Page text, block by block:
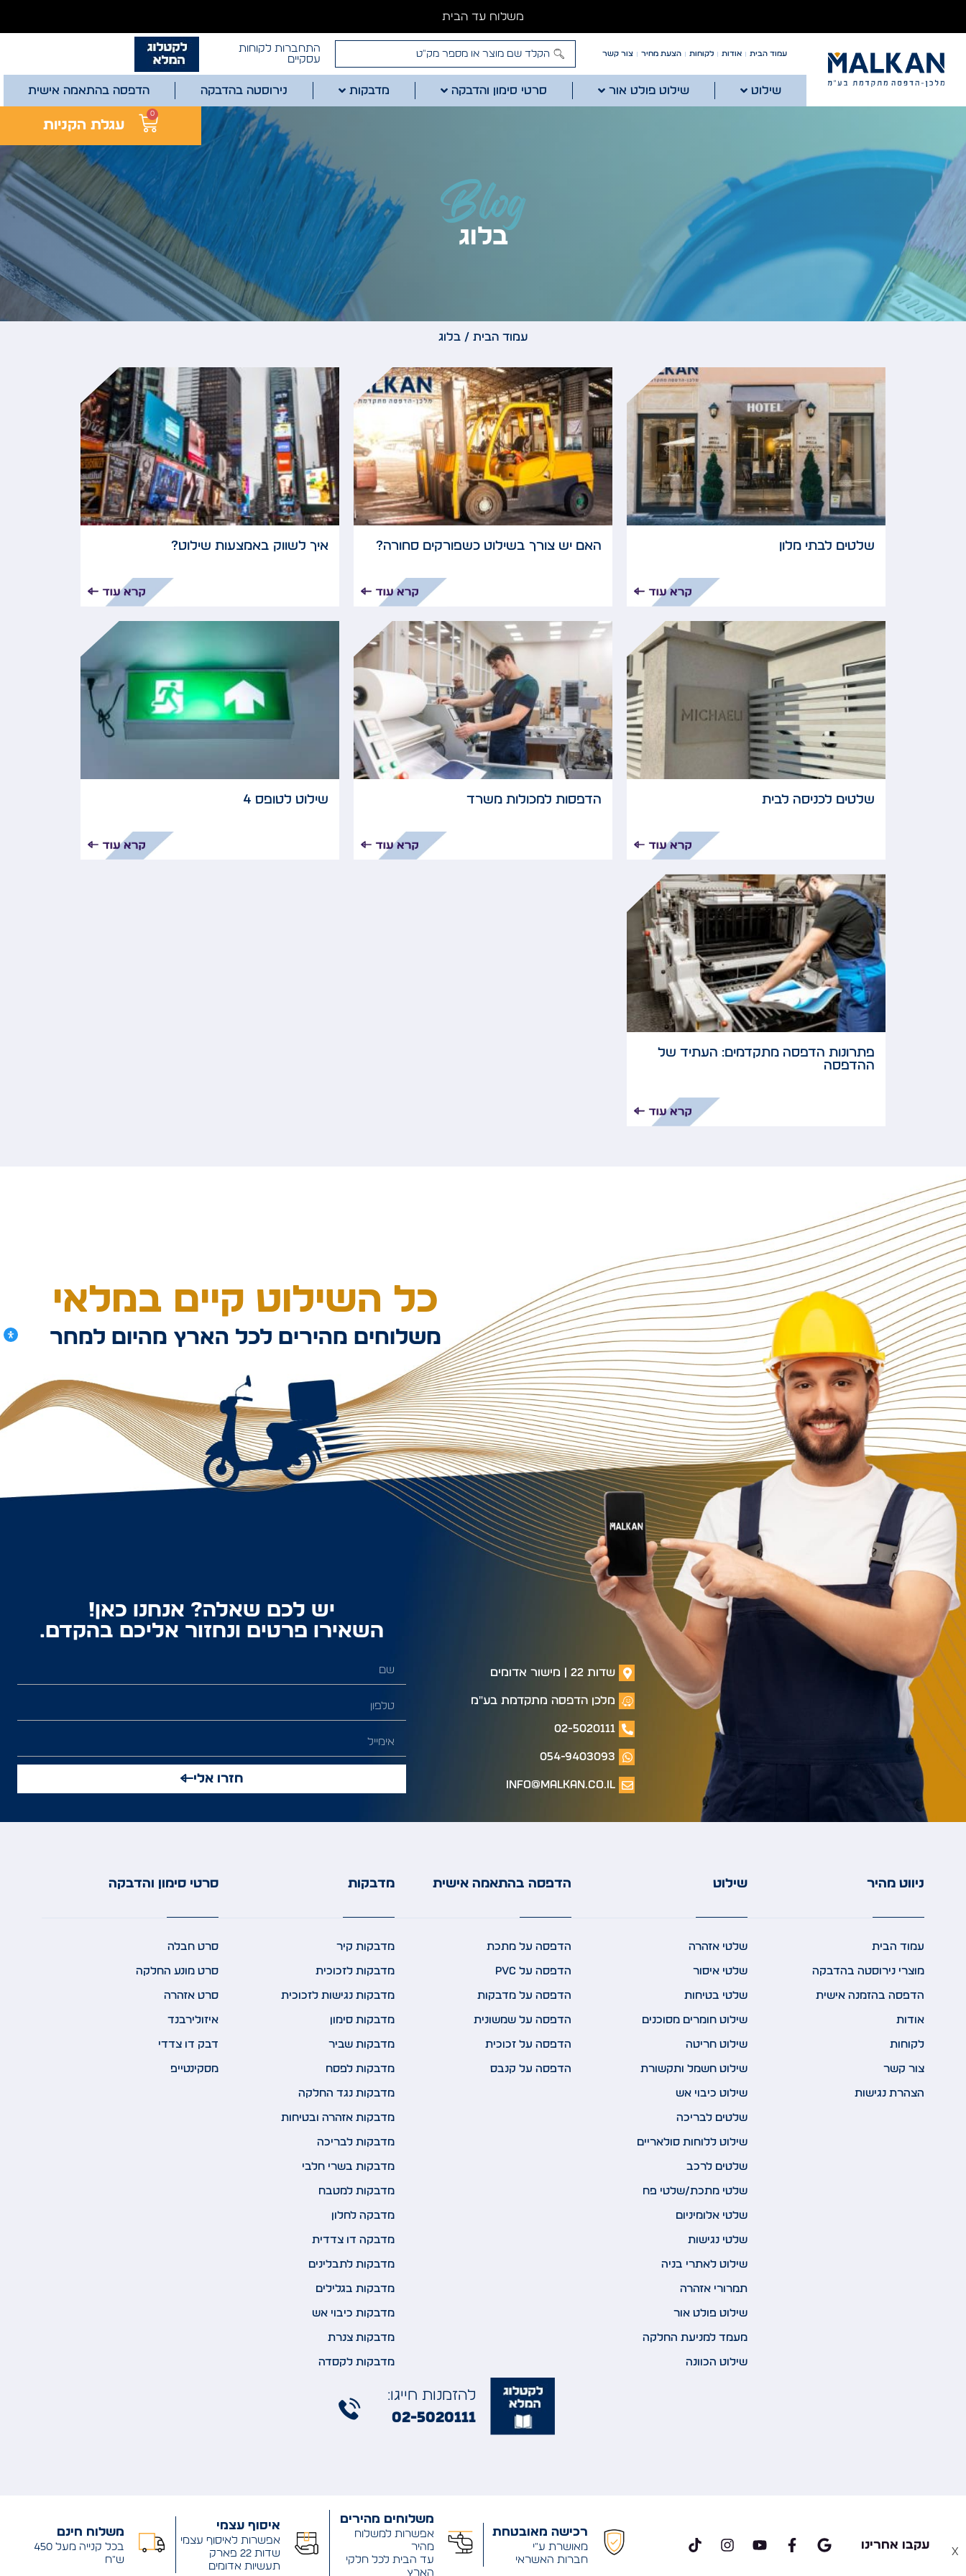
משלוח עד הבית
עמוד הבית אודות לקוחות הצעת מחיר צור קשר
התחברות לקוחות
עסקיים
שילוט שילוט פולט אור סרטי סימון והדבקה מדבקות נירוסטה בהדבקה הדפסה בהתאמה אישית
0
Blog
בלוג
עמוד הבית / בלוג
שלטים לבתי מלון האם יש צורך בשילוט כשפורקים סחורה? איך לשווק באמצעות שילוט?
שלטים לכניסה לבית הדפסות למכולות משרד שילוט לטופס 4
פתרונות הדפסה מתקדמים: העתיד של
ההדפסה
כל השילוט קיים במלאי
משלוחים מהירים לכל הארץ מהיום למחר
שדות 22 | מישור אדומים
מלכן הדפסה מתקדמת בע"מ
02-5020111
054-9403093
info@malkan.co.il
יש לכם שאלה? אנחנו כאן!
השאירו פרטים ונחזור אליכם בהקדם.
חזרו אלי
ניווט מהיר
עמוד הבית
מוצרי נירוסטה בהדבקה
הדפסה בהזמנה אישית
אודות
לקוחות
צור קשר
הצהרת נגישות
שילוט
שלטי אזהרה
שלטי איסור
שלטי בטיחות
שילוט חומרים מסוכנים
שילוט חריטה
שילוט חשמל ותקשורת
שילוט כיבוי אש
שלטים לבריכה
שילוט ללוחות סולאריים
שלטים לרכב
שלטי מתכת/שלטי פח
שלטי אלומיניום
שלטי נגישות
שילוט לאתרי בניה
תמרורי אזהרה
שילוט פולט אור
מעמד למניעת החלקה
שילוט הכוונה
הדפסה בהתאמה אישית
הדפסה על מתכת
הדפסה על PVC
הדפסה על מדבקות
הדפסה על שמשונית
הדפסה על זכוכית
הדפסה על קנבס
מדבקות
מדבקות קיר
מדבקות לזכוכית
מדבקות נגישות לזכוכית
מדבקות סימון
מדבקות שביר
מדבקות לפסח
מדבקות נגד החלקה
מדבקות אזהרה ובטיחות
מדבקות לבריכה
מדבקות בשרי חלבי
מדבקות למטבח
מדבקה לחלון
מדבקה דו צדדית
מדבקות לתבלינים
מדבקות בגלילים
מדבקות כיבוי אש
מדבקות צנרת
מדבקות לקסדה
סרטי סימון והדבקה
סרט חבלה
סרט מונע החלקה
סרט אזהרה
איזולירבנד
דבק דו צדדי
מסקינטייפ
להזמנות חייגו:
02-5020111
עקבו אחרינו
רכישה מאובטחת
מאושרת ע"י
חברות האשראי
משלוחים מהירים
אפשרות למשלוח
מהיר
עד הבית לכל חלקי
הארץ
איסוף עצמי
אפשרות לאיסוף עצמי
שדות 22 פארק
תעשיות אדומים
משלוח חינם
בכל קנייה מעל 450
ש"ח
x